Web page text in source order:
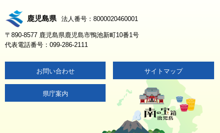
鹿児島県 法人番号：8000020460001
〒890-8577 鹿児島県鹿児島市鴨池新町10番1号
代表電話番号：099-286-2111
お問い合わせ サイトマップ
県庁案内